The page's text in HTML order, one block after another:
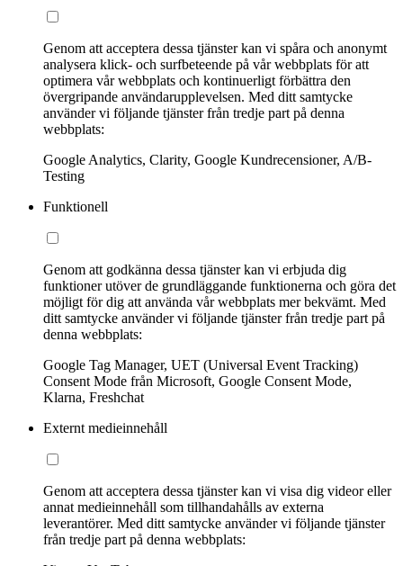
Genom att acceptera dessa tjänster kan vi spåra och anonymt
analysera klick- och surfbeteende på vår webbplats för att
optimera vår webbplats och kontinuerligt förbättra den
övergripande användarupplevelsen. Med ditt samtycke
använder vi följande tjänster från tredje part på denna
webbplats:
Google Analytics, Clarity, Google Kundrecensioner, A/B-
Testing
Funktionell
Genom att godkänna dessa tjänster kan vi erbjuda dig
funktioner utöver de grundläggande funktionerna och göra det
möjligt för dig att använda vår webbplats mer bekvämt. Med
ditt samtycke använder vi följande tjänster från tredje part på
denna webbplats:
Google Tag Manager, UET (Universal Event Tracking)
Consent Mode från Microsoft, Google Consent Mode,
Klarna, Freshchat
Externt medieinnehåll
Genom att acceptera dessa tjänster kan vi visa dig videor eller
annat medieinnehåll som tillhandahålls av externa
leverantörer. Med ditt samtycke använder vi följande tjänster
från tredje part på denna webbplats: